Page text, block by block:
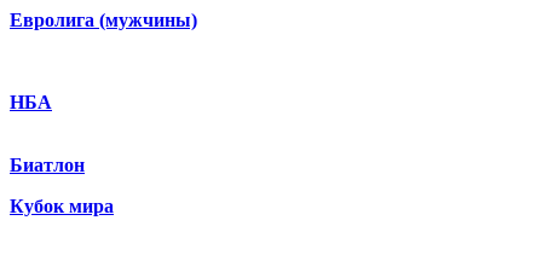
Евролига (мужчины)
НБА
Биатлон
Кубок мира